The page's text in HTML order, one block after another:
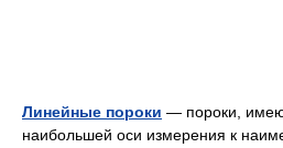
Линейные пороки — пороки,
наибольшей оси измерения к